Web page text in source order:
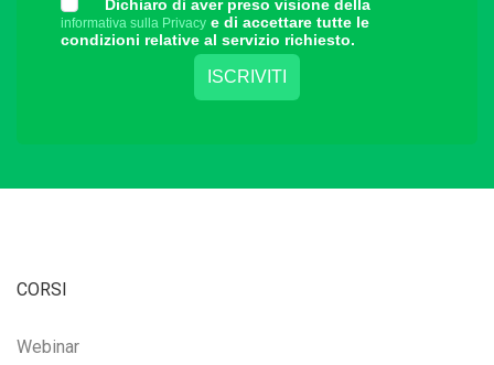
Dichiaro di aver preso visione della
informativa sulla Privacy e di accettare tutte le
condizioni relative al servizio richiesto.
CORSI
Webinar